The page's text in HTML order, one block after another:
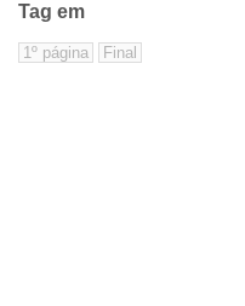
Tag em